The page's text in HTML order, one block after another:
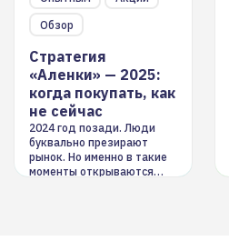
Обзор
Стратегия
«Аленки» — 2025:
когда покупать, как
не сейчас
2024 год позади. Люди
буквально презирают
рынок. Но именно в такие
моменты открываются